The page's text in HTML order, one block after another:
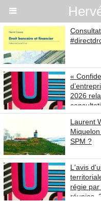
«
2026
Cons.
Laurent
SPM ?
L'avis
régie par
réunies,